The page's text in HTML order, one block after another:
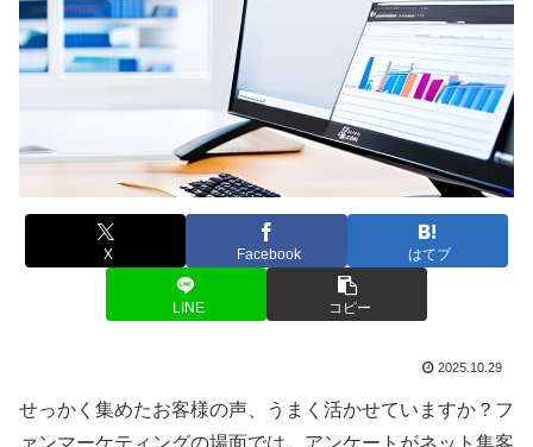
X Facebook はてブ
LINE コピー
2025.10.29
せっかく集めたお客様の声、うまく活かせていますか？フ
ァンマーケティングの場面では、アンケートがネット集客